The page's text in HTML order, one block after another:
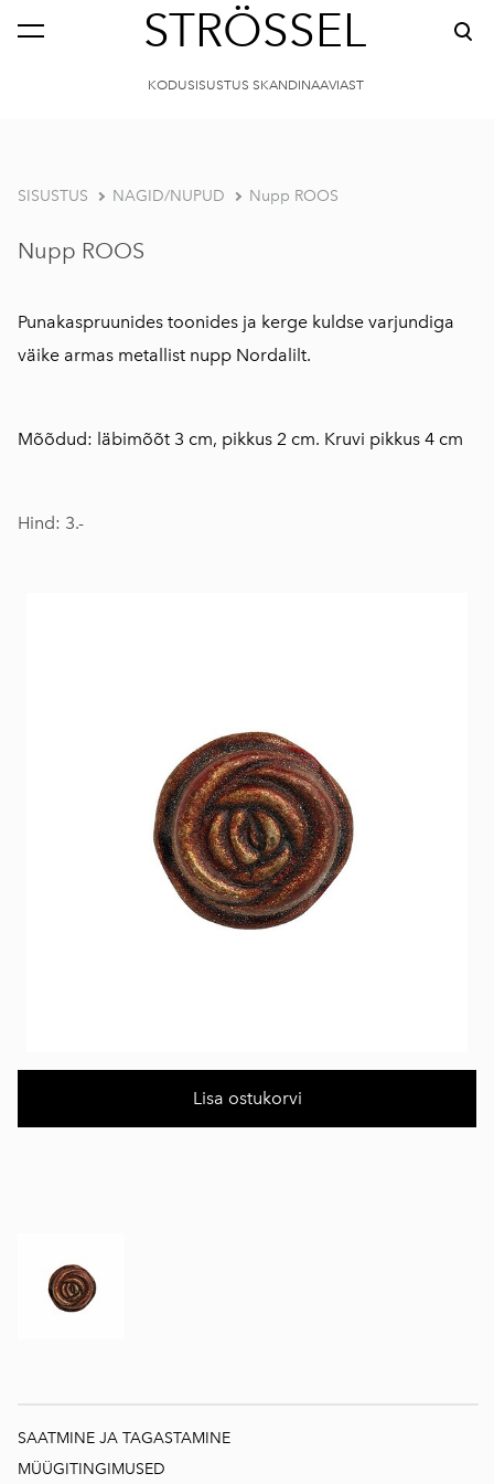
STRÖSSEL
KODUSISUSTUS SKANDINAAVIAST
SISUSTUS NAGID/NUPUD Nupp ROOS
Nupp ROOS
Punakaspruunides toonides ja kerge kuldse varjundiga
väike armas metallist nupp Nordalilt.
Mõõdud: läbimõõt 3 cm, pikkus 2 cm. Kruvi pikkus 4 cm
Hind: 3.-
Lisa ostukorvi
SAATMINE JA TAGASTAMINE
MÜÜGITINGIMUSED